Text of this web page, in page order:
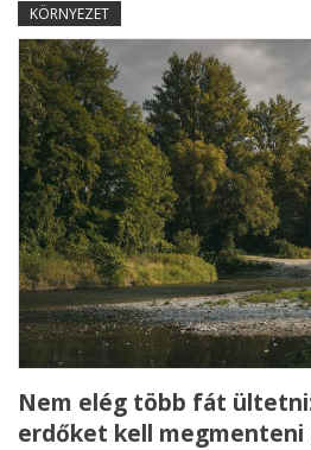
KÖRNYEZET
Nem elég több fát
erdőket kell megmenteni